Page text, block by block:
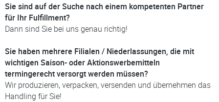
Sie sind auf der Suche nach einem kompetenten Partner
für Ihr Fulfillment?
Dann sind Sie bei uns genau richtig!
Sie haben mehrere Filialen / Niederlassungen, die mit
wichtigen Saison- oder Aktionswerbemitteln
termingerecht versorgt werden müssen?
Wir produzieren, verpacken, versenden und übernehmen das
Handling für Sie!